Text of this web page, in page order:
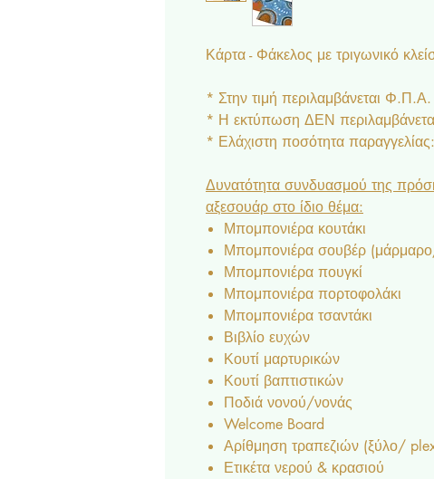
Κάρτα - Φάκελος με τριγωνικό
* Στην τιμή περιλαμβάνεται
* Η εκτύπωση ΔΕΝ
* Ελάχιστη ποσότητα
Δυνατότητα συνδυασμού της
αξεσουάρ στο ίδιο θέμα:
Μπομπονιέρα κουτάκι
Μπομπονιέρα σουβέρ
Μπομπονιέρα πουγκί
Μπομπονιέρα πορτοφολάκι
Μπομπονιέρα τσαντάκι
Βιβλίο ευχών
Κουτί μαρτυρικών
Κουτί βαπτιστικών
Ποδιά νονού/νονάς
Welcome Board
Αρίθμηση τραπεζιών (ξύλο/
Ετικέτα νερού & κρασιού